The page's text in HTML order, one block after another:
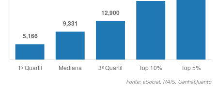
Fonte: eSocial, RAIS, GanhaQuanto